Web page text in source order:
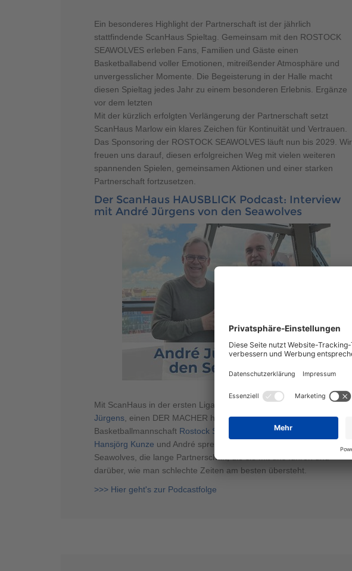
Ein besonderes Highlight der Partnerschaft ist der jährlich
stattfindende ScanHaus Spieltag. Gemeinsam mit den ROSTOCK
SEAWOLVES erleben Fans, Familien und Gäste einen
Basketballabend voller Emotionen, mitreißender Atmosphäre und
unvergesslicher Momente. Die Begeisterung in der Halle macht
diesen Spieltag jedes Jahr zu einem besonderen Erlebnis. Ergänze
vor dem letzten
Mit der kürzlich erfolgten Verlängerung der Partnerschaft setzt
ScanHaus Marlow ein klares Zeichen für Kontinuität und Vertrauen.
Das Sponsoring der ROSTOCK SEAWOLVES läuft nun bis 2029. Wir
freuen uns darauf, diesen erfolgreichen Weg mit vielen weiteren
spannenden Spielen, gemeinsamen Aktionen und einer starken
Partnerschaft fortzusetzen.
Der ScanHaus HAUSBLICK Podcast: Interview
mit André Jürgens von den Seawolves
Mit ScanHaus in der ersten Liga spielen! Wir haben uns
Jürgens, einen DER MACHER hinter dem Erfolg der
Basketballmannschaft Rostock Seawolves
, eingeladen. Moderator
Hansjörg Kunze und André sprechen über die Entwicklung der
Seawolves, die lange Partnerschaft, die sie mit uns führen und
darüber, wie man schlechte Zeiten am besten übersteht.
>>> Hier geht's zur Podcastfolge